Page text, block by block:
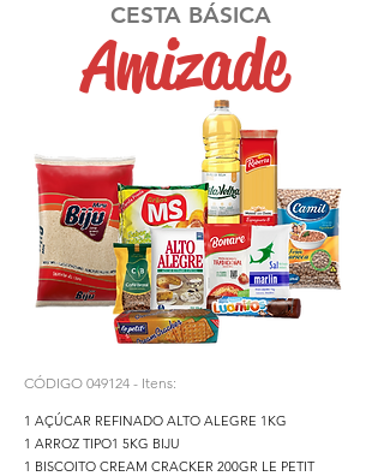
Amizade
CESTA BÁSICA
CÓDIGO 049124 - Itens:
1 AÇÚCAR REFINADO ALTO ALEGRE 1KG
1 ARROZ TIPO1 5KG BIJU
1 BISCOITO CREAM CRACKER 200GR LE PETIT